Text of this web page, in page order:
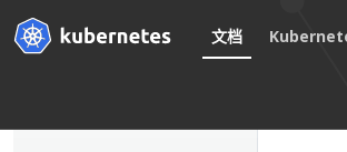
文档